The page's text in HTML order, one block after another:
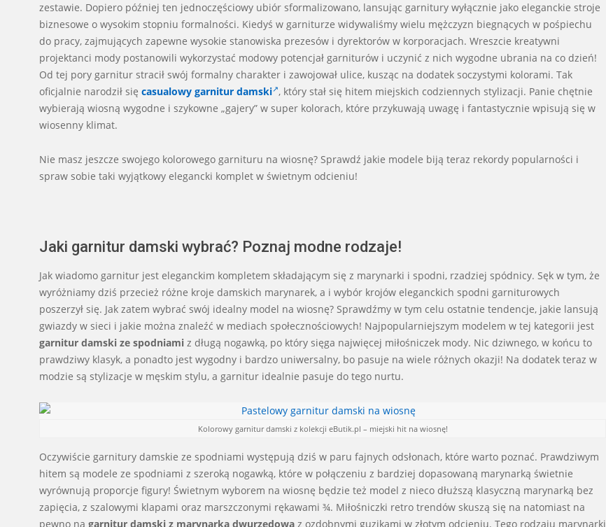
zestawie. Dopiero później ten jednoczęściowy ubiór sformalizowano, lansując garnitury wyłącznie jako eleganckie stroje
biznesowe o wysokim stopniu formalności. Kiedyś w garniturze widywaliśmy wielu mężczyzn biegnących w pośpiechu
do pracy, zajmujących zapewne wysokie stanowiska prezesów i dyrektorów w korporacjach. Wreszcie kreatywni
projektanci mody postanowili wykorzystać modowy potencjał garniturów i uczynić z nich wygodne ubrania na co dzień!
Od tej pory garnitur stracił swój formalny charakter i zawojował ulice, kusząc na dodatek soczystymi kolorami. Tak
oficjalnie narodził się casualowy garnitur damski , który stał się hitem miejskich codziennych stylizacji. Panie chętnie
wybierają wiosną wygodne i szykowne „gajery” w super kolorach, które przykuwają uwagę i fantastycznie wpisują się w
wiosenny klimat.
Nie masz jeszcze swojego kolorowego garnituru na wiosnę? Sprawdź jakie modele biją teraz rekordy popularności i
spraw sobie taki wyjątkowy elegancki komplet w świetnym odcieniu!
Jaki garnitur damski wybrać? Poznaj modne rodzaje!
Jak wiadomo garnitur jest eleganckim kompletem składającym się z marynarki i spodni, rzadziej spódnicy. Sęk w tym, że
wyróżniamy dziś przecież różne kroje damskich marynarek, a i wybór krojów eleganckich spodni garniturowych
poszerzył się. Jak zatem wybrać swój idealny model na wiosnę? Sprawdźmy w tym celu ostatnie tendencje, jakie lansują
gwiazdy w sieci i jakie można znaleźć w mediach społecznościowych! Najpopularniejszym modelem w tej kategorii jest
garnitur damski ze spodniami z długą nogawką, po który sięga najwięcej miłośniczek mody. Nic dziwnego, w końcu to
prawdziwy klasyk, a ponadto jest wygodny i bardzo uniwersalny, bo pasuje na wiele różnych okazji! Na dodatek teraz w
modzie są stylizacje w męskim stylu, a garnitur idealnie pasuje do tego nurtu.
Kolorowy garnitur damski z kolekcji eButik.pl – miejski hit na wiosnę!
Oczywiście garnitury damskie ze spodniami występują dziś w paru fajnych odsłonach, które warto poznać. Prawdziwym
hitem są modele ze spodniami z szeroką nogawką, które w połączeniu z bardziej dopasowaną marynarką świetnie
wyrównują proporcje figury! Świetnym wyborem na wiosnę będzie też model z nieco dłuższą klasyczną marynarką bez
zapięcia, z szalowymi klapami oraz marszczonymi rękawami ¾. Miłośniczki retro trendów skuszą się na natomiast na
pewno na garnitur damski z marynarką dwurzędową z ozdobnymi guzikami w złotym odcieniu. Tego rodzaju marynarki